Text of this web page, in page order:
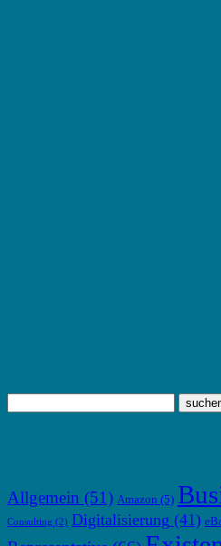
Allgemein (51) Amazon (5)
Consulting (2) Digitalisierung (41)